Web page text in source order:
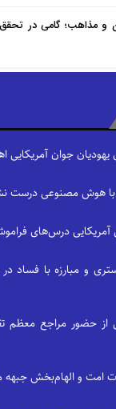
و مذاهب؛ گامی در
یهودیان جوان
با هوش مصنوعی درست
آمریکایی درس‌های
و مبارزه با فساد در
از حضور مراجع معظم
امت و الهام‌بخش جبهه